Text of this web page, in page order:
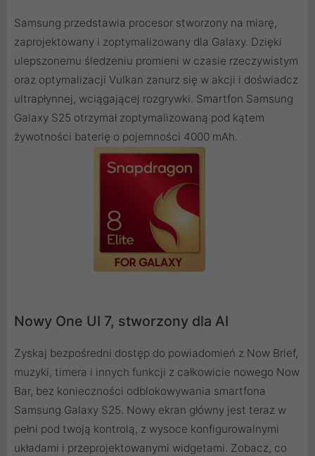
Samsung przedstawia procesor stworzony na miarę,
zaprojektowany i zoptymalizowany dla Galaxy. Dzięki
ulepszonemu śledzeniu promieni w czasie rzeczywistym
oraz optymalizacji Vulkan zanurz się w akcji i doświadcz
ultrapłynnej, wciągającej rozgrywki. Smartfon Samsung
Galaxy S25 otrzymał zoptymalizowaną pod kątem
żywotności baterię o pojemności 4000 mAh.
Nowy One UI 7, stworzony dla AI
Zyskaj bezpośredni dostęp do powiadomień z Now Brief,
muzyki, timera i innych funkcji z całkowicie nowego Now
Bar, bez konieczności odblokowywania smartfona
Samsung Galaxy S25. Nowy ekran główny jest teraz w
pełni pod twoją kontrolą, z wysoce konfigurowalnymi
układami i przeprojektowanymi widgetami. Zobacz, co